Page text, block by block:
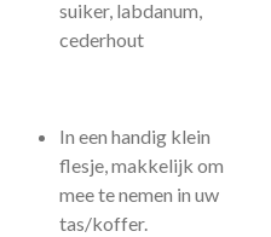
suiker, labdanum,
cederhout
In een handig klein
flesje, makkelijk om
mee te nemen in uw
tas/koffer.